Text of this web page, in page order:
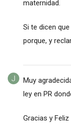
maternidad.
Si te dicen
porque, y
Muy
ley en PR
Gracias y Feliz